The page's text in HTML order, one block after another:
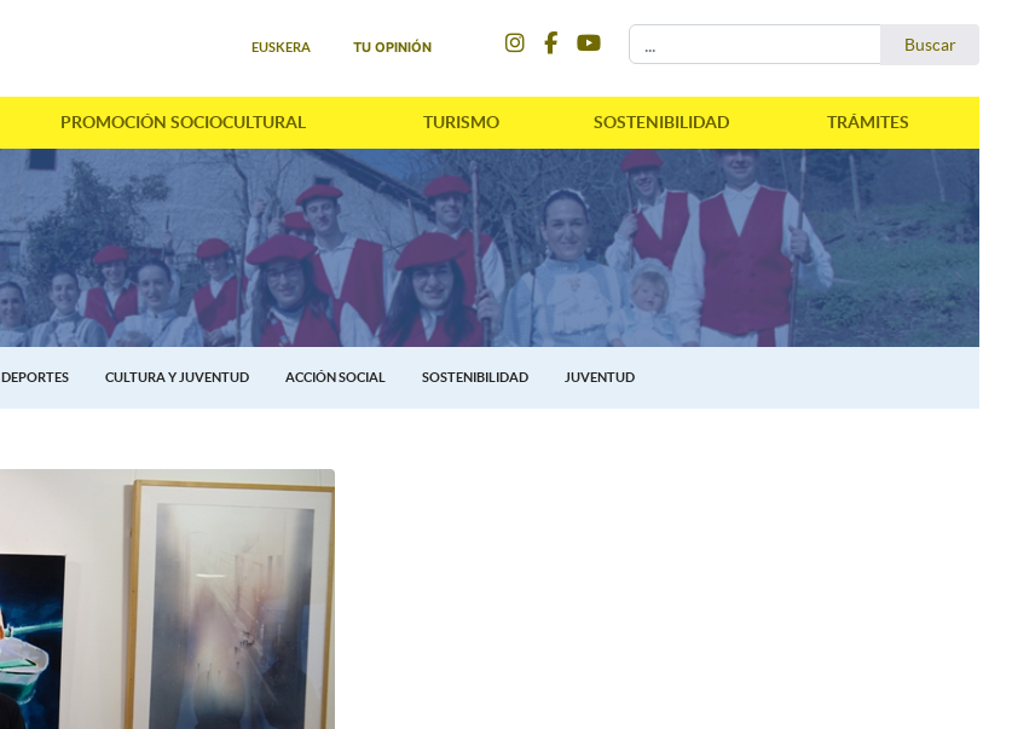
EUSKERA TU OPINIÓN Buscar
PROMOCIÓN SOCIOCULTURAL TURISMO SOSTENIBILIDAD TRÁMITES
DEPORTES CULTURA Y JUVENTUD ACCIÓN SOCIAL SOSTENIBILIDAD JUVENTUD